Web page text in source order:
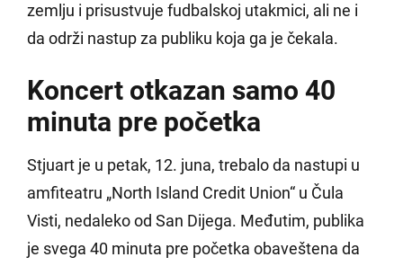
zemlju i prisustvuje fudbalskoj utakmici, ali ne i
da održi nastup za publiku koja ga je čekala.
Koncert otkazan samo 40
minuta pre početka
Stjuart je u petak, 12. juna, trebalo da nastupi u
amfiteatru „North Island Credit Union“ u Čula
Visti, nedaleko od San Dijega. Međutim, publika
je svega 40 minuta pre početka obaveštena da